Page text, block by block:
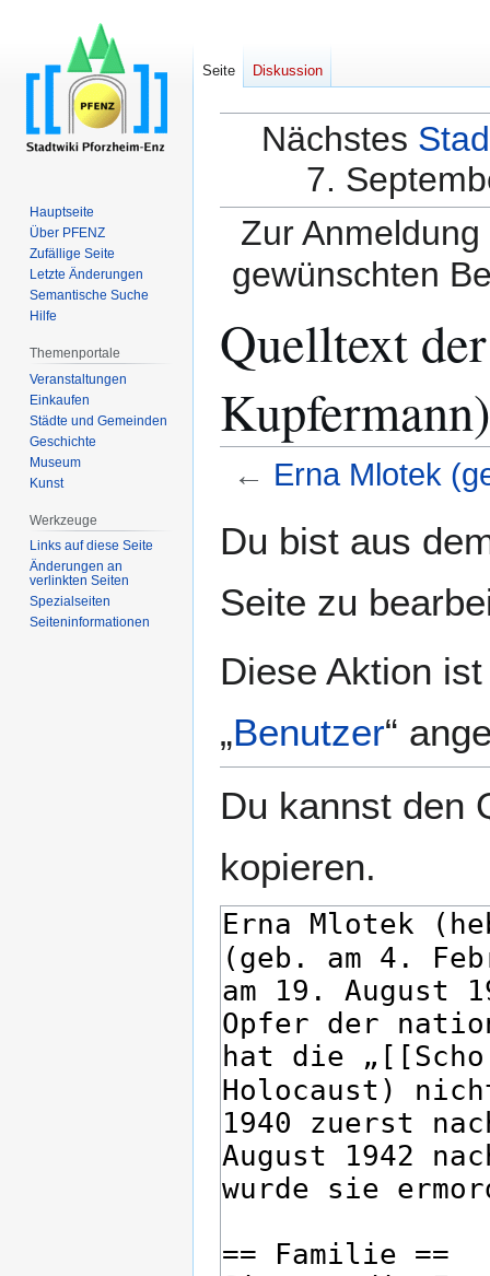
Nächstes
7.
Zur
gewünschten
Quelltext
Kupfermann)
← Erna Mlotek
Navigation
Suche
Du bist aus
Seite zu
Diese Aktion
„Benutzer“
Du kannst den
kopieren.
Seite Diskussion
Hauptseite
Über PFENZ
Zufällige Seite
Letzte Änderungen
Semantische Suche
Hilfe
Themenportale
Veranstaltungen
Einkaufen
Städte und Gemeinden
Geschichte
Museum
Kunst
Werkzeuge
Links auf diese Seite
Änderungen an
verlinkten Seiten
Spezialseiten
Seiten­­informationen